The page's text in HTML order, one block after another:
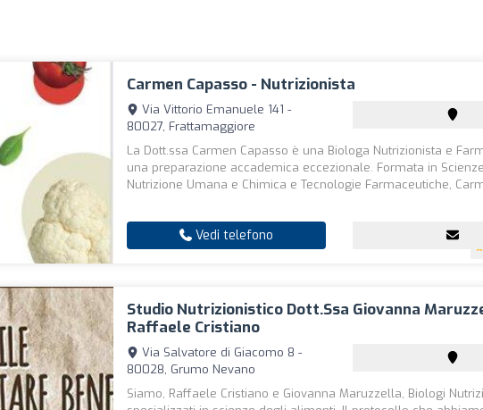
Carmen Capasso - Nutrizionista
Via Vittorio Emanuele 141 -
80027, Frattamaggiore
La Dott.ssa Carmen Capasso è una Biologa Nutrizionista e
una preparazione accademica eccezionale. Formata in
Nutrizione Umana e Chimica e Tecnologie Farmaceutiche,
Vedi telefono
Studio Nutrizionistico Dott.Ssa Giovanna
Raffaele Cristiano
Via Salvatore di Giacomo 8 -
80028, Grumo Nevano
Siamo, Raffaele Cristiano e Giovanna Maruzzella, Biologi